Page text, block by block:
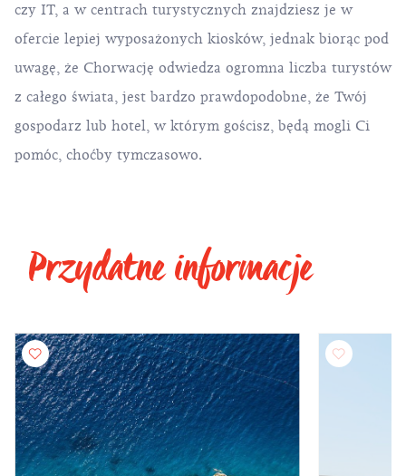
czy IT, a w centrach turystycznych znajdziesz je w
ofercie lepiej wyposażonych kiosków, jednak biorąc pod
uwagę, że Chorwację odwiedza ogromna liczba turystów
z całego świata, jest bardzo prawdopodobne, że Twój
gospodarz lub hotel, w którym gościsz, będą mogli Ci
pomóc, choćby tymczasowo.
Przydatne informacje